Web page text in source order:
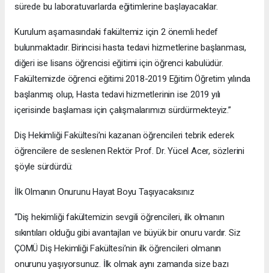
sürede bu laboratuvarlarda eğitimlerine başlayacaklar.
Kurulum aşamasındaki fakültemiz için 2 önemli hedef
bulunmaktadır. Birincisi hasta tedavi hizmetlerine başlanması,
diğeri ise lisans öğrencisi eğitimi için öğrenci kabulüdür.
Fakültemizde öğrenci eğitimi 2018-2019 Eğitim Öğretim yılında
başlanmış olup, Hasta tedavi hizmetlerinin ise 2019 yılı
içerisinde başlaması için çalışmalarımızı sürdürmekteyiz.”
Diş Hekimliği Fakültesi’ni kazanan öğrencileri tebrik ederek
öğrencilere de seslenen Rektör Prof. Dr. Yücel Acer, sözlerini
şöyle sürdürdü:
İlk Olmanın Onurunu Hayat Boyu Taşıyacaksınız
“Diş hekimliği fakültemizin sevgili öğrencileri, ilk olmanın
sıkıntıları olduğu gibi avantajları ve büyük bir onuru vardır. Siz
ÇOMÜ Diş Hekimliği Fakültesi’nin ilk öğrencileri olmanın
onurunu yaşıyorsunuz. İlk olmak aynı zamanda size bazı